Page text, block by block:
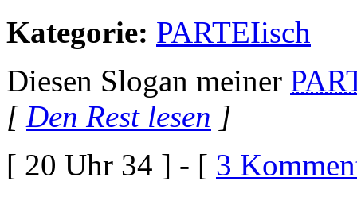
Kategorie: PARTEIisch
Diesen Slogan meiner
[Den Rest lesen ]
[ 20 Uhr 34 ] - [ 3